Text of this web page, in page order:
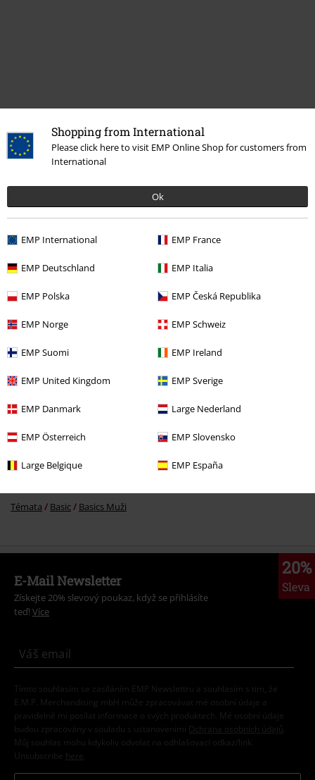
Shopping from International
Please click here to visit EMP Online Shop for customers from
International
Ok
EMP International EMP France
EMP Deutschland EMP Italia
EMP Polska EMP Česká Republika
EMP Norge EMP Schweiz
EMP Suomi EMP Ireland
EMP United Kingdom EMP Sverige
EMP Danmark Large Nederland
EMP Österreich EMP Slovensko
Large Belgique EMP España
Naposledy navštívené
More categories. More options.
Témata Basic Basics Muži
20%
Sleva
E-Mail Newsletter
Získejte 20% slevový poukaz, když se přihlásíte
teď! Více
Tímto souhlasím se zasíláním EMP Newslettru a souhlasím s tím, že
E.M.P. Merchandising mbH může zpracovávat mé osobní údaje a
pravidelně mi posílat informace o svých produktech. Mé osobní údaje
budou zpracovány v souladu s ustanoveními
Ochrana osobních údajů
Můj souhlas mohu kdykoliv odvolat na odhlašovací odkaz/link.
Unsubscribe here